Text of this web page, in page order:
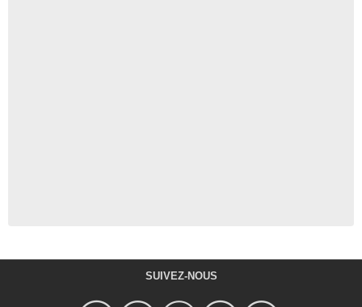
SUIVEZ-NOUS